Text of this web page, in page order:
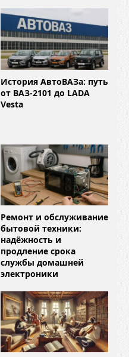
История АвтоВАЗа: путь
от ВАЗ-2101 до LADA
Vesta
Ремонт и обслуживание
бытовой техники:
надёжность и
продление срока
службы домашней
электроники